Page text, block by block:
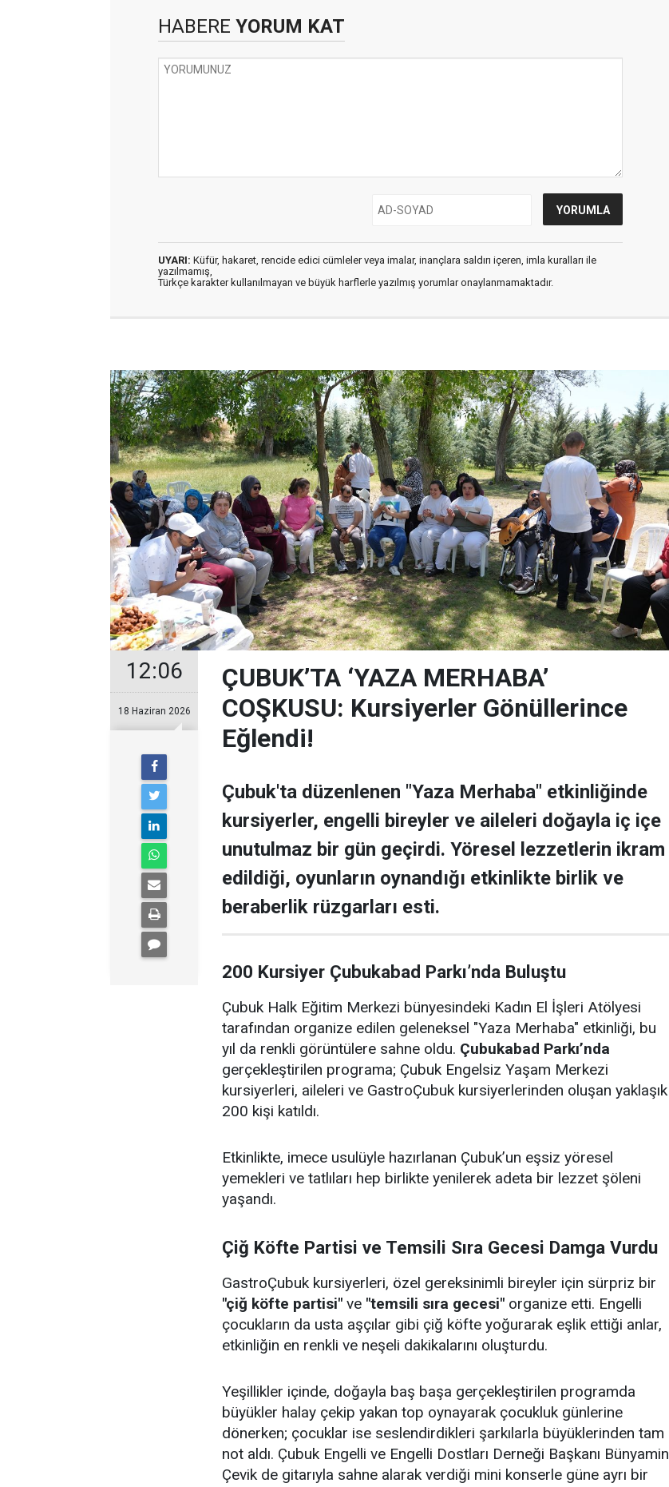
HABERE YORUM KAT
UYARI: Küfür, hakaret, rencide edici cümleler veya imalar, inançlara saldırı içeren, imla kuralları ile
yazılmamış,
Türkçe karakter kullanılmayan ve büyük harflerle yazılmış yorumlar onaylanmamaktadır.
12:06
18 Haziran 2026
ÇUBUK’TA ‘YAZA MERHABA’
COŞKUSU: Kursiyerler Gönüllerince
Eğlendi!
Çubuk'ta düzenlenen "Yaza Merhaba" etkinliğinde
kursiyerler, engelli bireyler ve aileleri doğayla iç içe
unutulmaz bir gün geçirdi. Yöresel lezzetlerin ikram
edildiği, oyunların oynandığı etkinlikte birlik ve
beraberlik rüzgarları esti.
200 Kursiyer Çubukabad Parkı’nda Buluştu
Çubuk Halk Eğitim Merkezi bünyesindeki Kadın El İşleri Atölyesi
tarafından organize edilen geleneksel "Yaza Merhaba" etkinliği, bu
yıl da renkli görüntülere sahne oldu. Çubukabad Parkı’nda
gerçekleştirilen programa; Çubuk Engelsiz Yaşam Merkezi
kursiyerleri, aileleri ve GastroÇubuk kursiyerlerinden oluşan yaklaşık
200 kişi katıldı.
Etkinlikte, imece usulüyle hazırlanan Çubuk’un eşsiz yöresel
yemekleri ve tatlıları hep birlikte yenilerek adeta bir lezzet şöleni
yaşandı.
Çiğ Köfte Partisi ve Temsili Sıra Gecesi Damga Vurdu
GastroÇubuk kursiyerleri, özel gereksinimli bireyler için sürpriz bir
"çiğ köfte partisi" ve "temsili sıra gecesi" organize etti. Engelli
çocukların da usta aşçılar gibi çiğ köfte yoğurarak eşlik ettiği anlar,
etkinliğin en renkli ve neşeli dakikalarını oluşturdu.
Yeşillikler içinde, doğayla baş başa gerçekleştirilen programda
büyükler halay çekip yakan top oynayarak çocukluk günlerine
dönerken; çocuklar ise seslendirdikleri şarkılarla büyüklerinden tam
not aldı. Çubuk Engelli ve Engelli Dostları Derneği Başkanı Bünyamin
Çevik de gitarıyla sahne alarak verdiği mini konserle güne ayrı bir